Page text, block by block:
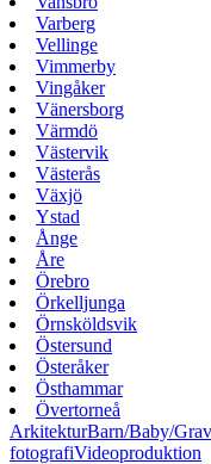
Varberg
Vellinge
Vimmerby
Vingåker
Vänersborg
Värmdö
Västervik
Västerås
Växjö
Ystad
Ånge
Åre
Örebro
Örkelljunga
Örnsköldsvik
Östersund
Österåker
Östhammar
Övertorneå
ArkitekturBarn/Baby/
fotografiVideoproduktion